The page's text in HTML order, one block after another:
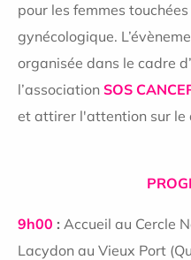
pour les femmes
gynécologique.
organisée dans le cadre d’
l’association SOS
et attirer l'attention sur le
9h00 : Accueil au Cercle
Lacydon au Vieux Port